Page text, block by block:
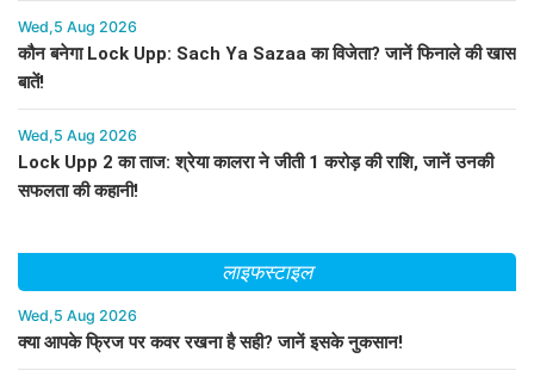
Wed,5 Aug 2026
कौन बनेगा Lock Upp: Sach Ya Sazaa का विजेता? जानें फिनाले की खास
बातें!
Wed,5 Aug 2026
Lock Upp 2 का ताज: श्रेया कालरा ने जीती 1 करोड़ की राशि, जानें उनकी
सफलता की कहानी!
लाइफस्टाइल
Wed,5 Aug 2026
क्या आपके फ्रिज पर कवर रखना है सही? जानें इसके नुकसान!